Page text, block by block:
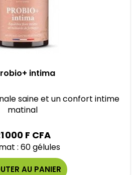
intima
saine et un confort intime
matinal
000 F CFA
: 60 gélules
AU PANIER